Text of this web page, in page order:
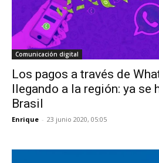
Comunicación digital
Los pagos a través de
llegando a la región: ya se
Brasil
Enrique - 23 junio 2020, 05:05